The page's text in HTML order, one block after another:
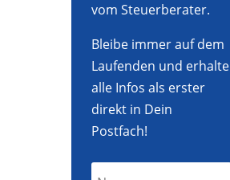
vom Steuerberater.
Bleibe immer auf dem
Laufenden und erhalte
alle Infos als erster
direkt in Dein
Postfach!